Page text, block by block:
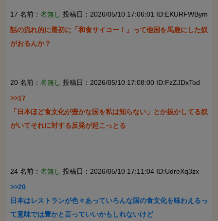
17 名前： 名無し 投稿日：2026/05/10 17:06:01 ID:EKURFWBym
話の流れ的に最初に「和食サイコー！」って他国を馬鹿にした奴
がおるんか？
20 名前： 名無し 投稿日：2026/05/10 17:08:00 ID:FzZJDxTod
>>17
「日本ほど食文化が豊かな国を私は知らない」とか抜かしてる奴
がいてそれに対する反発が起こっとる
24 名前： 名無し 投稿日：2026/05/10 17:11:04 ID:UdreXq3zx
>>20
日本はレストランが色々あっていろんな国の食文化を味わえるっ
て意味では豊かと言っていいかもしれないけど